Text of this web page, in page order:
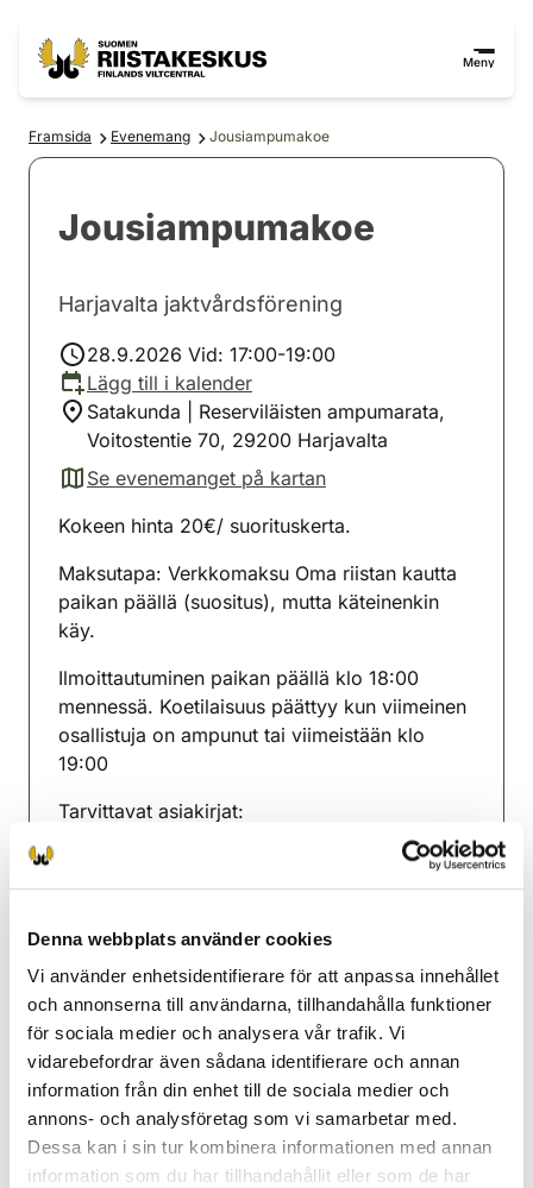
Denna webbplats använder cookies
Vi använder enhetsidentifierare för att anpassa innehållet
och annonserna till användarna, tillhandahålla funktioner
för sociala medier och analysera vår trafik. Vi
vidarebefordrar även sådana identifierare och annan
information från din enhet till de sociala medier och
annons- och analysföretag som vi samarbetar med.
Dessa kan i sin tur kombinera informationen med annan
information som du har tillhandahållit eller som de har
Meny
Framsida Evenemang Jousiampumakoe
Jousiampumakoe
Harjavalta jaktvårdsförening
28.9.2026 Vid: 17:00-19:00
Lägg till i kalender
Satakunda | Reserviläisten ampumarata,
Voitostentie 70, 29200 Harjavalta
Se evenemanget på kartan
(avautuu uuteen välilehteen)
Kokeen hinta 20€/ suorituskerta.
Maksutapa: Verkkomaksu Oma riistan kautta
paikan päällä (suositus), mutta käteinenkin
käy.
Ilmoittautuminen paikan päällä klo 18:00
mennessä. Koetilaisuus päättyy kun viimeinen
osallistuja on ampunut tai viimeistään klo
19:00
Tarvittavat asiakirjat:
metsästysvuoden metsästyskortti
– henkilöllisyystodistus
Paikka: Reserviläisten ampumarata
Voitoistentie 70, 29200 Harjavalta
Harjavalta jaktvårdsförening
Satakunda
harjavalta@rhy.riista.fi